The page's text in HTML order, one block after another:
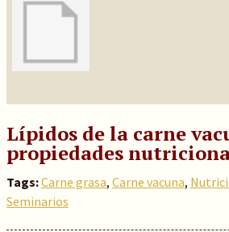
Lípidos de la carne
propiedades
Tags:Carne grasa, Carne vacuna,
Seminarios